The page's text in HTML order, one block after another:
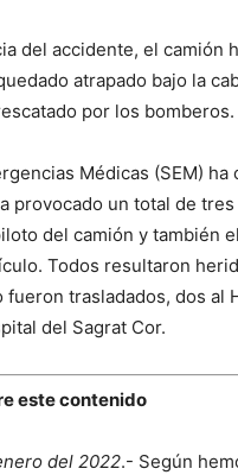
del accidente, el camión
atrapado bajo la
por los bomberos.
Médicas (SEM) ha
provocado un total de
del camión y también el
Todos resultaron
trasladados, dos al
del Sagrat Cor.
este contenido
del 2022.- Según